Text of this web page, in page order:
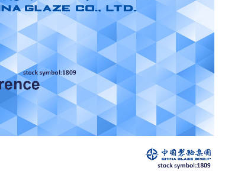
慶祝自選股功能上線
現在登入享永久免費
去登入